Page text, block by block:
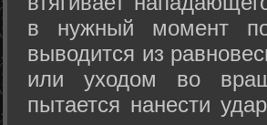
в нужный момент по
выводится из
или уходом во
пытается нанести